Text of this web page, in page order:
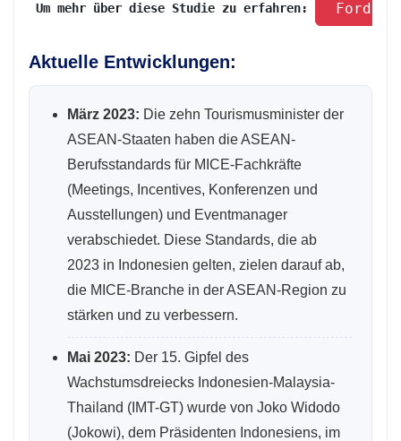
Um mehr über diese Studie zu erfahren:
Aktuelle Entwicklungen:
März 2023: Die zehn Tourismusminister der
ASEAN-Staaten haben die ASEAN-
Berufsstandards für MICE-Fachkräfte
(Meetings, Incentives, Konferenzen und
Ausstellungen) und Eventmanager
verabschiedet. Diese Standards, die ab
2023 in Indonesien gelten, zielen darauf ab,
die MICE-Branche in der ASEAN-Region zu
stärken und zu verbessern.
Mai 2023: Der 15. Gipfel des
Wachstumsdreiecks Indonesien-Malaysia-
Thailand (IMT-GT) wurde von Joko Widodo
(Jokowi), dem Präsidenten Indonesiens, im